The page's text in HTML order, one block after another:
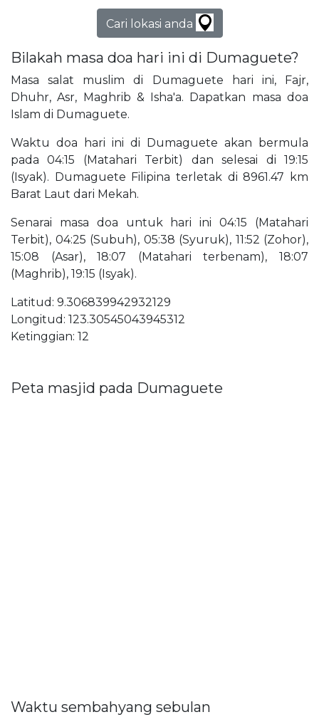
Cari lokasi anda
Bilakah masa doa hari ini di Dumaguete?
Masa salat muslim di Dumaguete hari ini, Fajr,
Dhuhr, Asr, Maghrib & Isha'a. Dapatkan masa doa
Islam di Dumaguete.
Waktu doa hari ini di Dumaguete akan bermula
pada 04:15 (Matahari Terbit) dan selesai di 19:15
(Isyak). Dumaguete Filipina terletak di 8961.47 km
Barat Laut dari Mekah.
Senarai masa doa untuk hari ini 04:15 (Matahari
Terbit), 04:25 (Subuh), 05:38 (Syuruk), 11:52 (Zohor),
15:08 (Asar), 18:07 (Matahari terbenam), 18:07
(Maghrib), 19:15 (Isyak).
Latitud: 9.306839942932129
Longitud: 123.30545043945312
Ketinggian: 12
Peta masjid pada Dumaguete
Waktu sembahyang sebulan